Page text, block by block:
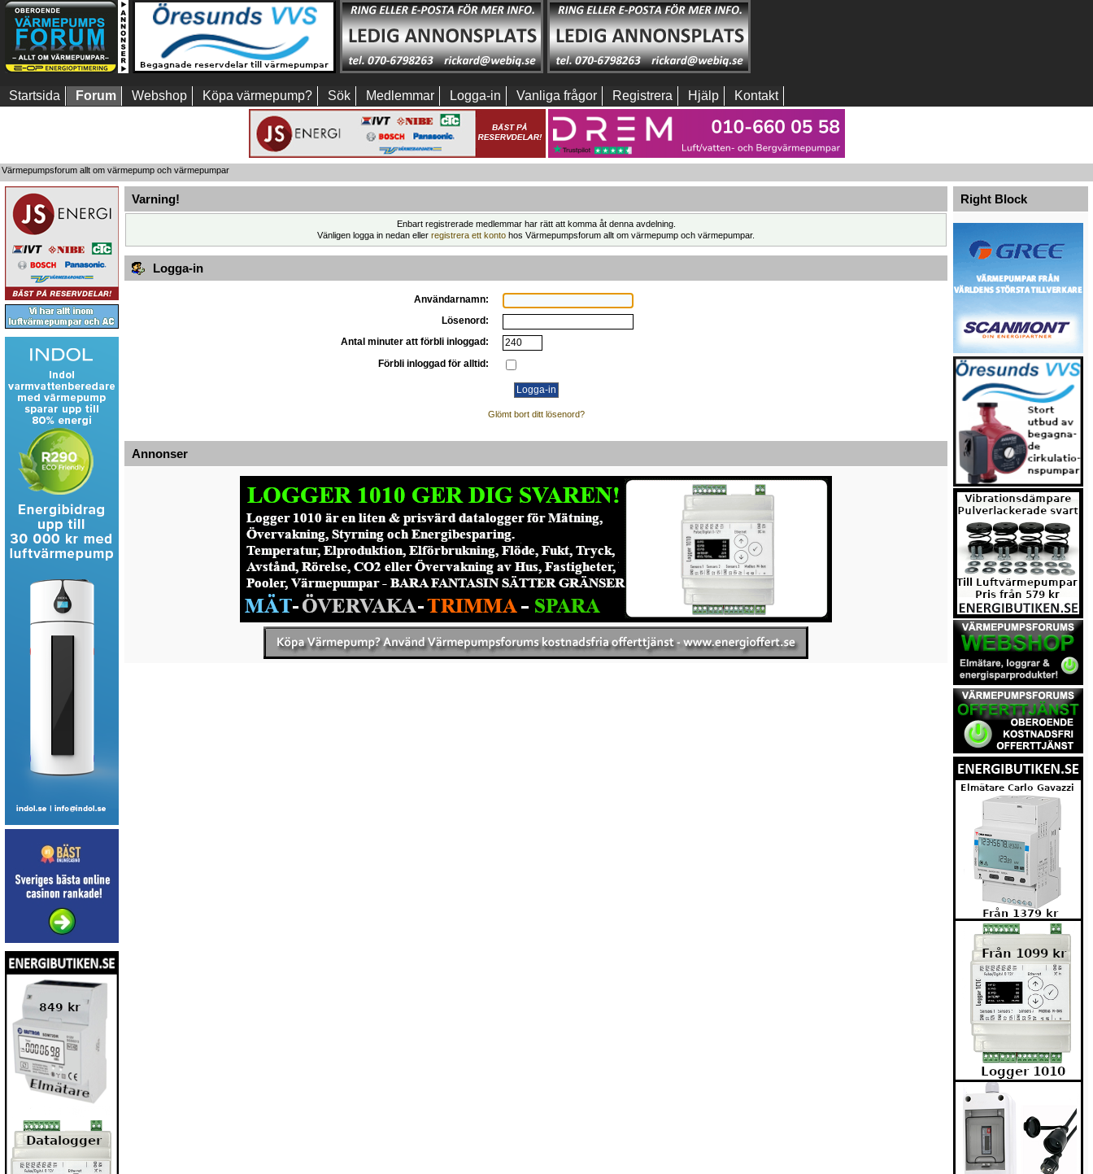
Startsida Forum Webshop Köpa värmepump? Sök Medlemmar Logga-in Vanliga frågor Registrera Hjälp Kontakt
Värmepumpsforum allt om värmepump och värmepumpar
Varning!
Enbart registrerade medlemmar har rätt att komma åt denna avdelning.
Vänligen logga in nedan eller registrera ett konto hos Värmepumpsforum allt om värmepump och värmepumpar.
Logga-in
Användarnamn:
Lösenord:
Antal minuter att förbli inloggad:
Förbli inloggad för alltid:
Glömt bort ditt lösenord?
Annonser
Right Block